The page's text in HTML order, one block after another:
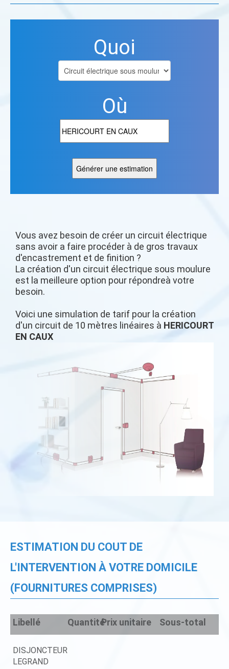
Quoi
Où
Vous avez besoin de créer un circuit électrique
sans avoir a faire procéder à de gros travaux
d'encastrement et de finition ?
La création d'un circuit électrique sous moulure
est la meilleure option pour répondreà votre
besoin.
Voici une simulation de tarif pour la création
d'un circuit de 10 mètres linéaires à HERICOURT
EN CAUX
ESTIMATION DU COUT DE
L'INTERVENTION À VOTRE DOMICILE
(FOURNITURES COMPRISES)
Libellé QuantitéPrix unitaire Sous-total
DISJONCTEUR
LEGRAND